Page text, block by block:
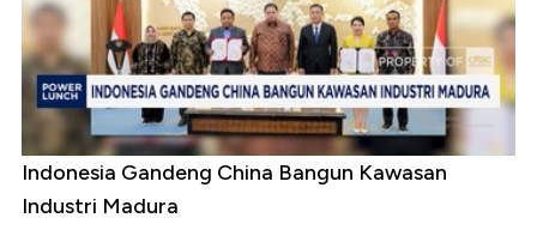
Indonesia Gandeng China Bangun Kawasan
Industri Madura